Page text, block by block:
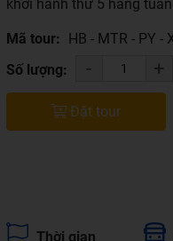
khởi hành thứ 5 hằng
Mã tour:
HB - MTR - PY -
Số lượng:
- +
Đặt tour
Thời gian